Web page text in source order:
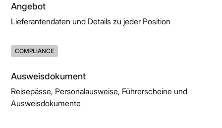
Angebot
Lieferantendaten und Details zu jeder Position
COMPLIANCE
Ausweisdokument
Reisepässe, Personalausweise, Führerscheine und
Ausweisdokumente